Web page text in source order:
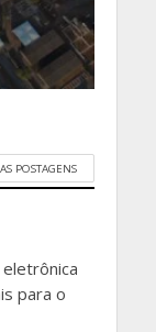
POSTAGENS
para o